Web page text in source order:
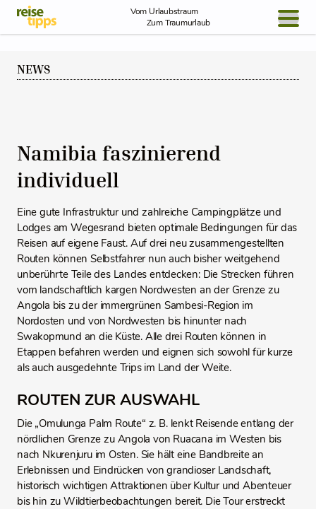
Skip to Content
Vom Urlaubstraum
Zum Traumurlaub
NEWS
Namibia faszinierend
individuell
Eine gute Infrastruktur und zahlreiche Campingplätze und
Lodges am Wegesrand bieten optimale Bedingungen für das
Reisen auf eigene Faust. Auf drei neu zusammengestellten
Routen können Selbstfahrer nun auch bisher weitgehend
unberührte Teile des Landes entdecken: Die Strecken führen
vom landschaftlich kargen Nordwesten an der Grenze zu
Angola bis zu der immergrünen Sambesi-Region im
Nordosten und von Nordwesten bis hinunter nach
Swakopmund an die Küste. Alle drei Routen können in
Etappen befahren werden und eignen sich sowohl für kurze
als auch ausgedehnte Trips im Land der Weite.
ROUTEN ZUR AUSWAHL
Die „Omulunga Palm Route“ z. B. lenkt Reisende entlang der
nördlichen Grenze zu Angola von Ruacana im Westen bis
nach Nkurenjuru im Osten. Sie hält eine Bandbreite an
Erlebnissen und Eindrücken von grandioser Landschaft,
historisch wichtigen Attraktionen über Kultur und Abenteuer
bis hin zu Wildtierbeobachtungen bereit. Die Tour erstreckt